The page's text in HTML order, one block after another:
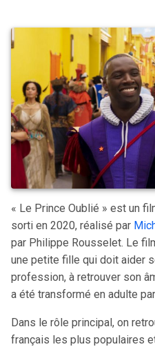
« Le Prince Oublié » est un
sorti en 2020, réalisé par
par Philippe Rousselet. Le
une petite fille qui doit aider
profession, à retrouver son
a été transformé en adulte
Dans le rôle principal, on
français les plus populaires